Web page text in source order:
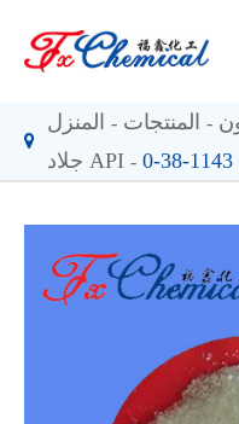
المنزل المنتجات
جلاد API